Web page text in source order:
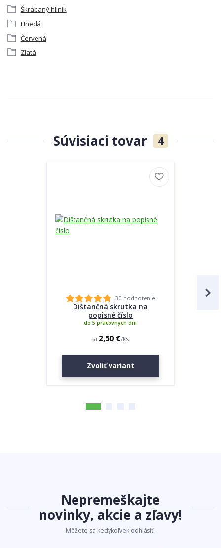
Škrabaný hliník
Hnedá
Červená
Zlatá
Súvisiaci tovar 4
30 hodnotenie
Dištančná skrutka na
popisné číslo
od 2,50 €/ks
do 5 pracovných dní
Zvoliť variant
Nepremeškajte
novinky, akcie a zľavy!
Môžete sa kedykoľvek odhlásiť.